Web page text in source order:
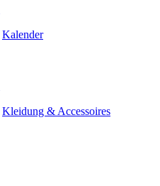
Kalender
Kleidung & Accessoires